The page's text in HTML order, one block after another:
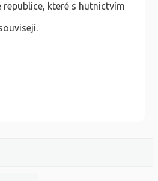
republice, které s hutnictvím